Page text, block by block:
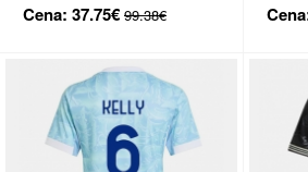
Kratek Rokav
Cena: 37.75€ 99.38€